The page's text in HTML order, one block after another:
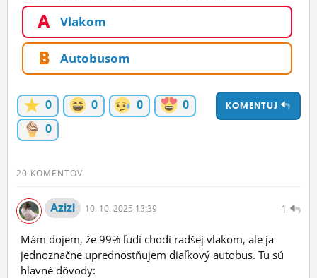
OBRÁZKY
ĽUDIA
MÔJ PROFIL
NASTAVENIA
A Vlakom
B Autobusom
KOMENTUJ
0 0 0
0
0
20 KOMENTOV
1
Azizi 10. 10. 2025 13:39
Mám dojem, že 99% ľudí chodí radšej vlakom, ale ja
jednoznačne uprednostňujem diaľkový autobus. Tu sú
hlavné dôvody: